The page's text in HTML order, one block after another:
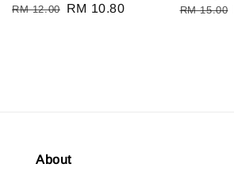
Regular
RM 12.00
Sale
RM 10.80
Regular
RM 15.00
About